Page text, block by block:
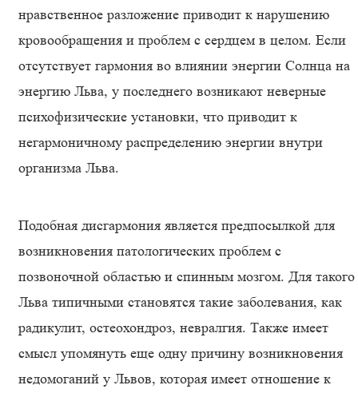
нравственное разложение приводит к нарушению
кровообращения и проблем с сердцем в целом. Если
отсутствует гармония во влиянии энергии Солнца на
энергию Льва, у последнего возникают неверные
психофизические установки, что приводит к
негармоничному распределению энергии внутри
организма Льва.
Подобная дисгармония является предпосылкой для
возникновения патологических проблем с
позвоночной областью и спинным мозгом. Для такого
Льва типичными становятся такие заболевания, как
радикулит, остеохондроз, невралгия. Также имеет
смысл упомянуть еще одну причину возникновения
недомоганий у Львов, которая имеет отношение к